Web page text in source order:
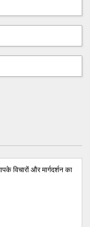
विचारों और मार्गदर्शन का